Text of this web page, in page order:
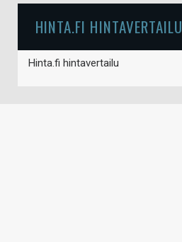
HINTA.FI HINTAVERTAILU
Hinta.fi hintavertailu